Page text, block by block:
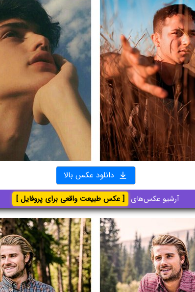
دانلود عکس بالا
آرشیو عکس‌های [ عکس طبیعت واقعی برای پروفایل ]